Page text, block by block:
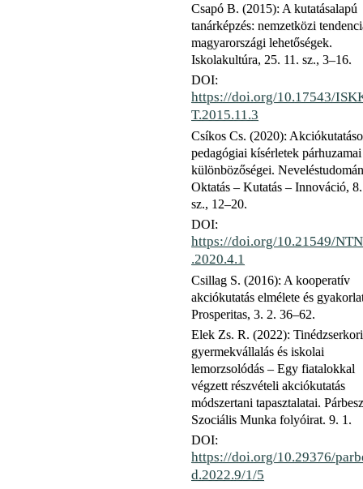
Csapó B. (2015): A kutatásalapú
tanárképzés: nemzetközi
magyarországi lehetőségek.
Iskolakultúra, 25. 11. sz., 3–16.
DOI:
https://doi.org/10.17543/
T.2015.11.3
Csíkos Cs. (2020):
pedagógiai kísérletek párhuzamai
különbözőségei.
Oktatás – Kutatás – Innováció,
sz., 12–20.
DOI:
https://doi.org/10.21549/
.2020.4.1
Csillag S. (2016): A kooperatív
akciókutatás elmélete és
Prosperitas, 3. 2. 36–62.
Elek Zs. R. (2022): Tinédzserkori
gyermekvállalás és iskolai
lemorzsolódás – Egy fiatalokkal
végzett részvételi akciókutatás
módszertani tapasztalatai.
Szociális Munka folyóirat. 9. 1.
DOI:
https://doi.org/10.29376/
d.2022.9/1/5